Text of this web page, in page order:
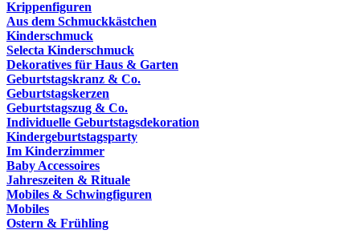
Krippenfiguren
Aus dem Schmuckkästchen
Kinderschmuck
Selecta Kinderschmuck
Dekoratives für Haus & Garten
Geburtstagskranz & Co.
Geburtstagskerzen
Geburtstagszug & Co.
Individuelle Geburtstagsdekoration
Kindergeburtstagsparty
Im Kinderzimmer
Baby Accessoires
Jahreszeiten & Rituale
Mobiles & Schwingfiguren
Mobiles
Ostern & Frühling